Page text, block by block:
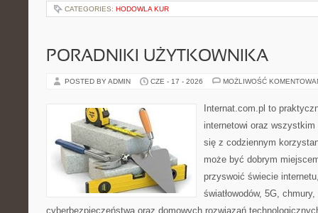
CATEGORIES: HODOWLA KUR
PORADNIKI UŻYTKOWNIKA
POSTED BY ADMIN CZE - 17 - 2026 MOŻLIWOŚĆ
Internat.com.pl to
internetowi oraz
się z codziennym
może być dobrym
przyswoić świecie
światłowodów, 5G,
cyberbezpieczeństwa oraz domowych rozwiązań